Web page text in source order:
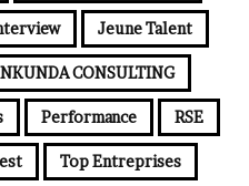
Jeune Talent
NKUNDA CONSULTING
Performance RSE
Top Entreprises